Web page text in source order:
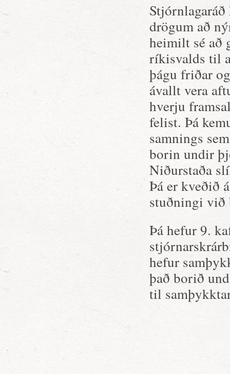
drögum að
heimilt sé að
ríkisvalds til
þágu friðar
ávallt vera
hverju
felist. Þá
samnings
borin undir
Niðurstaða
Þá er kveðið
stuðningi við
Þá hefur 9.
hefur
það borið
til